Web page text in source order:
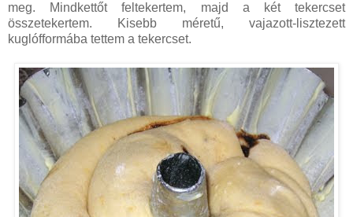
meg. Mindkettőt feltekertem, majd a két tekercset
összetekertem. Kisebb méretű, vajazott-lisztezett
kuglófformába tettem a tekercset.